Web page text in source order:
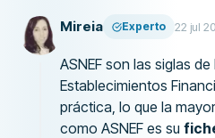
Mireia Experto 22 jul
ASNEF son las siglas
Establecimientos
práctica, lo que la
como ASNEF es su